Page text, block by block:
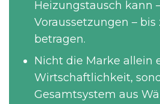
Heizungstausch kann
Voraussetzungen – bis
betragen.
Nicht die Marke allein
Wirtschaftlichkeit,
Gesamtsystem aus